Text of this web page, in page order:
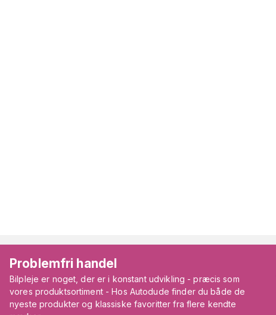
Problemfri handel
Bilpleje er noget, der er i konstant udvikling - præcis som
vores produktsortiment - Hos Autodude finder du både de
nyeste produkter og klassiske favoritter fra flere kendte